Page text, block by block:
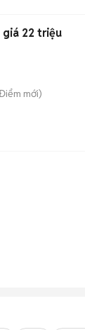
22 triệu
mới)